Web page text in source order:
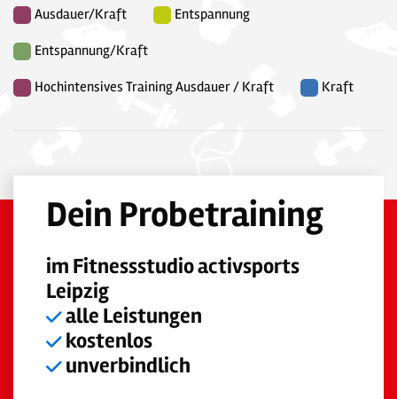
Ausdauer/Kraft Entspannung
Entspannung/Kraft
Hochintensives Training Ausdauer / Kraft Kraft
Dein Probetraining
im Fitnessstudio activsports
Leipzig
alle Leistungen
kostenlos
unverbindlich